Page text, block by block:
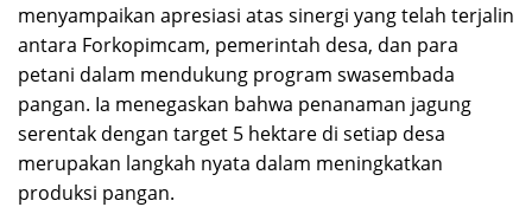
menyampaikan apresiasi atas sinergi yang telah terjalin
antara Forkopimcam, pemerintah desa, dan para
petani dalam mendukung program swasembada
pangan. Ia menegaskan bahwa penanaman jagung
serentak dengan target 5 hektare di setiap desa
merupakan langkah nyata dalam meningkatkan
produksi pangan.